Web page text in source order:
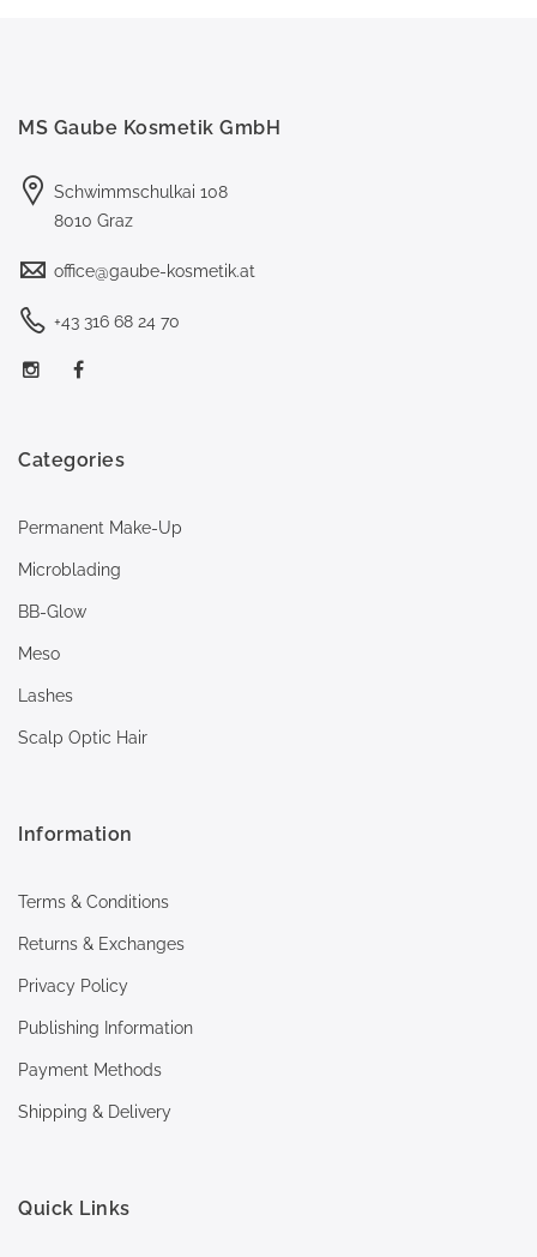
MS Gaube Kosmetik GmbH
Schwimmschulkai 108
8010 Graz
office@gaube-kosmetik.at
+43 316 68 24 70
Categories
Permanent Make-Up
Microblading
BB-Glow
Meso
Lashes
Scalp Optic Hair
Information
Terms & Conditions
Returns & Exchanges
Privacy Policy
Publishing Information
Payment Methods
Shipping & Delivery
Quick Links